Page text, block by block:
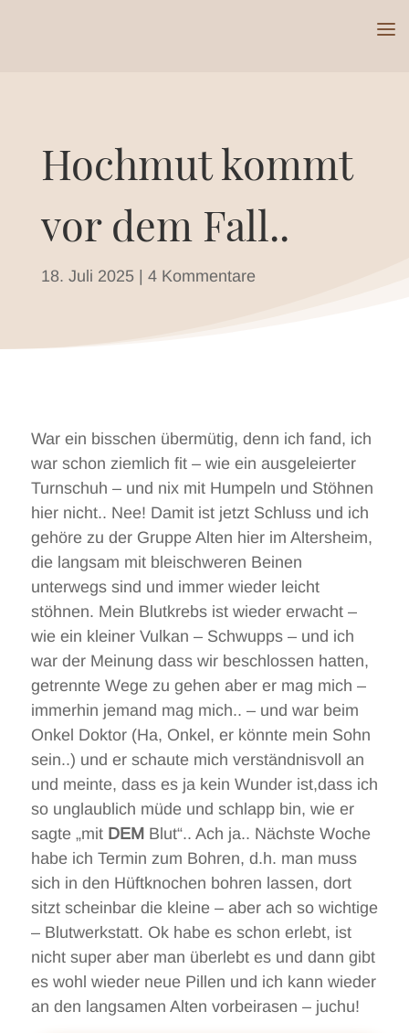
Hochmut kommt
vor dem Fall..
18. Juli 2025| 4 Kommentare
War ein bisschen übermütig, denn ich fand, ich
war schon ziemlich fit – wie ein ausgeleierter
Turnschuh – und nix mit Humpeln und Stöhnen
hier nicht.. Nee! Damit ist jetzt Schluss und ich
gehöre zu der Gruppe Alten hier im Altersheim,
die langsam mit bleischweren Beinen
unterwegs sind und immer wieder leicht
stöhnen. Mein Blutkrebs ist wieder erwacht –
wie ein kleiner Vulkan – Schwupps – und ich
war der Meinung dass wir beschlossen hatten,
getrennte Wege zu gehen aber er mag mich –
immerhin jemand mag mich.. – und war beim
Onkel Doktor (Ha, Onkel, er könnte mein Sohn
sein..) und er schaute mich verständnisvoll an
und meinte, dass es ja kein Wunder ist,dass ich
so unglaublich müde und schlapp bin, wie er
sagte „mit DEMBlut“.. Ach ja.. Nächste Woche
habe ich Termin zum Bohren, d.h. man muss
sich in den Hüftknochen bohren lassen, dort
sitzt scheinbar die kleine – aber ach so wichtige
– Blutwerkstatt. Ok habe es schon erlebt, ist
nicht super aber man überlebt es und dann gibt
es wohl wieder neue Pillen und ich kann wieder
an den langsamen Alten vorbeirasen – juchu!